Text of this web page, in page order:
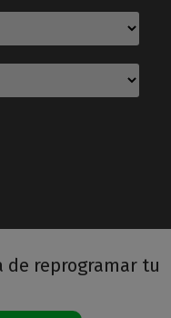
de reprogramar tu